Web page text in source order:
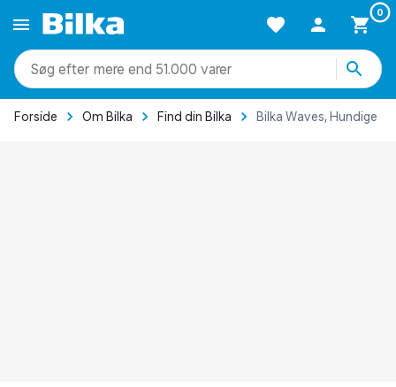
0
mere end 51.000 varer
Forside Om Bilka Find din Bilka Bilka Waves, Hundige